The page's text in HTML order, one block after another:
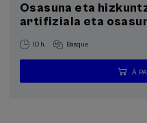
Osasuna eta
artifiziala eta
10 h. Basque .
À